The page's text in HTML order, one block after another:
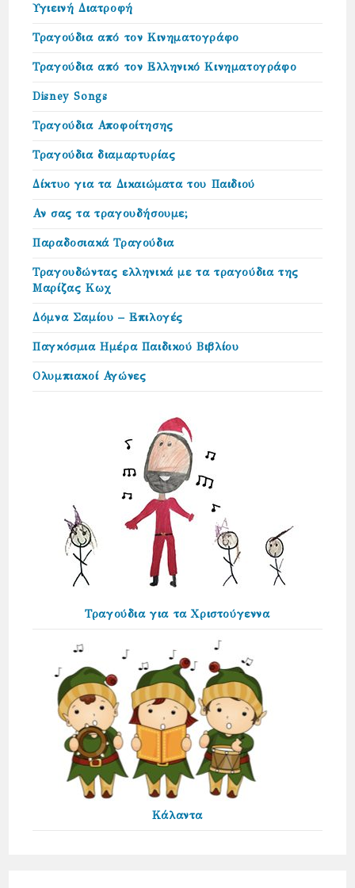
Υγιεινή Διατροφή
Τραγούδια από τον Κινηματογράφο
Τραγούδια από τον Ελληνικό Κινηματογράφο
Disney Songs
Τραγούδια Αποφοίτησης
Τραγούδια διαμαρτυρίας
Δίκτυο για τα Δικαιώµατα του Παιδιού
Αν σας τα τραγουδήσουμε;
Παραδοσιακά Τραγούδια
Τραγουδώντας ελληνικά με τα τραγούδια της
Μαρίζας Κωχ
Δόμνα Σαμίου – Επιλογές
Παγκόσμια Ημέρα Παιδικού Βιβλίου
Ολυμπιακοί Αγώνες
Τραγούδια για τα Χριστούγεννα
Κάλαντα